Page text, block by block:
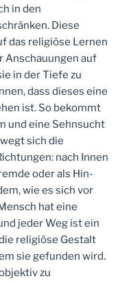
in den
Diese
das religiöse Lernen
Anschauungen auf
in der Tiefe zu
dass dieses eine
ist. So bekommt
und eine Sehnsucht
sich die
nach Innen
oder als Hin-
wie es sich vor
hat eine
jeder Weg ist ein
religiöse Gestalt
sie gefunden wird.
zu